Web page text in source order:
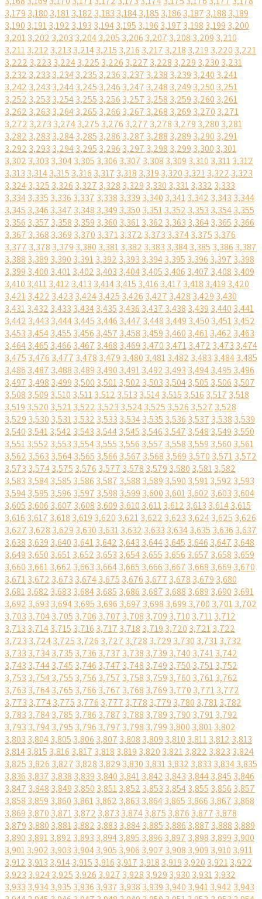
3,179 3,180 3,1813,182 3,183 3,1843,185 3,186 3,187 3,188 3,189
3,190 3,1913,192 3,193 3,1943,195 3,196 3,197 3,198 3,199 3,200
3,2013,202 3,203 3,2043,205 3,206 3,207 3,208 3,209 3,210
3,2113,212 3,213 3,2143,215 3,216 3,217 3,218 3,219 3,220 3,221
3,222 3,223 3,2243,225 3,226 3,227 3,228 3,229 3,230 3,231
3,232 3,233 3,2343,235 3,236 3,237 3,238 3,239 3,240 3,241
3,242 3,243 3,2443,245 3,246 3,247 3,248 3,249 3,250 3,251
3,252 3,253 3,2543,255 3,256 3,257 3,258 3,259 3,260 3,261
3,262 3,263 3,2643,265 3,266 3,267 3,268 3,269 3,270 3,271
3,272 3,273 3,2743,275 3,276 3,277 3,278 3,279 3,280 3,281
3,282 3,283 3,2843,285 3,286 3,287 3,288 3,289 3,290 3,291
3,292 3,293 3,2943,295 3,296 3,297 3,298 3,299 3,300 3,301
3,302 3,303 3,3043,305 3,306 3,307 3,308 3,309 3,310 3,3113,312
3,313 3,3143,315 3,316 3,317 3,318 3,319 3,320 3,3213,322 3,323
3,3243,325 3,326 3,327 3,328 3,329 3,330 3,3313,332 3,333
3,3343,335 3,336 3,337 3,338 3,339 3,340 3,3413,342 3,343 3,344
3,345 3,346 3,347 3,348 3,349 3,350 3,3513,352 3,353 3,3543,355
3,356 3,357 3,358 3,359 3,360 3,3613,362 3,363 3,3643,365 3,366
3,367 3,368 3,369 3,370 3,3713,372 3,373 3,3743,375 3,376
3,377 3,378 3,379 3,380 3,3813,382 3,383 3,3843,385 3,386 3,387
3,388 3,389 3,390 3,3913,392 3,393 3,3943,395 3,396 3,397 3,398
3,399 3,400 3,4013,402 3,403 3,4043,405 3,406 3,407 3,408 3,409
3,410 3,4113,412 3,413 3,4143,415 3,416 3,417 3,418 3,419 3,420
3,4213,422 3,423 3,4243,425 3,426 3,427 3,428 3,429 3,430
3,4313,432 3,433 3,4343,435 3,436 3,437 3,438 3,439 3,440 3,441
3,442 3,443 3,4443,445 3,446 3,447 3,448 3,449 3,450 3,4513,452
3,453 3,4543,455 3,456 3,457 3,458 3,459 3,460 3,4613,462 3,463
3,4643,465 3,466 3,467 3,468 3,469 3,470 3,4713,472 3,473 3,474
3,475 3,476 3,477 3,478 3,479 3,480 3,4813,482 3,483 3,4843,485
3,486 3,487 3,488 3,489 3,490 3,4913,492 3,493 3,4943,495 3,496
3,497 3,498 3,499 3,500 3,5013,502 3,503 3,5043,505 3,506 3,507
3,508 3,509 3,510 3,5113,512 3,513 3,5143,515 3,516 3,517 3,518
3,519 3,520 3,5213,522 3,523 3,5243,525 3,526 3,527 3,528
3,529 3,530 3,5313,532 3,533 3,5343,535 3,536 3,537 3,538 3,539
3,540 3,5413,542 3,543 3,5443,545 3,546 3,547 3,548 3,549 3,550
3,5513,552 3,553 3,5543,555 3,556 3,557 3,558 3,559 3,560 3,561
3,562 3,563 3,5643,565 3,566 3,567 3,568 3,569 3,570 3,5713,572
3,573 3,5743,575 3,576 3,577 3,578 3,579 3,580 3,5813,582
3,583 3,5843,585 3,586 3,587 3,588 3,589 3,590 3,5913,592 3,593
3,5943,595 3,596 3,597 3,598 3,599 3,600 3,6013,602 3,603 3,604
3,605 3,606 3,607 3,608 3,609 3,610 3,6113,612 3,613 3,6143,615
3,616 3,617 3,618 3,619 3,620 3,6213,622 3,623 3,6243,625 3,626
3,627 3,628 3,629 3,630 3,6313,632 3,633 3,6343,635 3,636 3,637
3,638 3,639 3,640 3,6413,642 3,643 3,6443,645 3,646 3,647 3,648
3,649 3,650 3,6513,652 3,653 3,6543,655 3,656 3,657 3,658 3,659
3,660 3,6613,662 3,663 3,6643,665 3,666 3,667 3,668 3,669 3,670
3,6713,672 3,673 3,6743,675 3,676 3,677 3,678 3,679 3,680
3,6813,682 3,683 3,6843,685 3,686 3,687 3,688 3,689 3,690 3,691
3,692 3,693 3,6943,695 3,696 3,697 3,698 3,699 3,700 3,7013,702
3,703 3,7043,705 3,706 3,707 3,708 3,709 3,710 3,7113,712
3,713 3,7143,715 3,716 3,717 3,718 3,719 3,720 3,7213,722
3,723 3,7243,725 3,726 3,727 3,728 3,729 3,730 3,7313,732
3,733 3,7343,735 3,736 3,737 3,738 3,739 3,740 3,7413,742
3,743 3,7443,745 3,746 3,747 3,748 3,749 3,750 3,7513,752
3,753 3,7543,755 3,756 3,757 3,758 3,759 3,760 3,7613,762
3,763 3,7643,765 3,766 3,767 3,768 3,769 3,770 3,7713,772
3,773 3,7743,775 3,776 3,777 3,778 3,779 3,780 3,7813,782
3,783 3,7843,785 3,786 3,787 3,788 3,789 3,790 3,7913,792
3,793 3,7943,795 3,796 3,797 3,798 3,799 3,800 3,8013,802
3,803 3,8043,805 3,806 3,807 3,808 3,809 3,810 3,8113,812 3,813
3,8143,815 3,816 3,817 3,818 3,819 3,820 3,8213,822 3,823 3,824
3,825 3,826 3,827 3,828 3,829 3,830 3,8313,832 3,833 3,8343,835
3,836 3,837 3,838 3,839 3,840 3,8413,842 3,843 3,8443,845 3,846
3,847 3,848 3,849 3,850 3,8513,852 3,853 3,8543,855 3,856 3,857
3,858 3,859 3,860 3,8613,862 3,863 3,8643,865 3,866 3,867 3,868
3,869 3,870 3,8713,872 3,873 3,8743,875 3,876 3,877 3,878
3,879 3,880 3,8813,882 3,883 3,8843,885 3,886 3,887 3,888 3,889
3,890 3,8913,892 3,893 3,8943,895 3,896 3,897 3,898 3,899 3,900
3,9013,902 3,903 3,9043,905 3,906 3,907 3,908 3,909 3,910 3,911
3,912 3,913 3,9143,915 3,916 3,917 3,918 3,919 3,920 3,9213,922
3,923 3,9243,925 3,926 3,927 3,928 3,929 3,930 3,9313,932
3,933 3,9343,935 3,936 3,937 3,938 3,939 3,940 3,9413,942 3,943